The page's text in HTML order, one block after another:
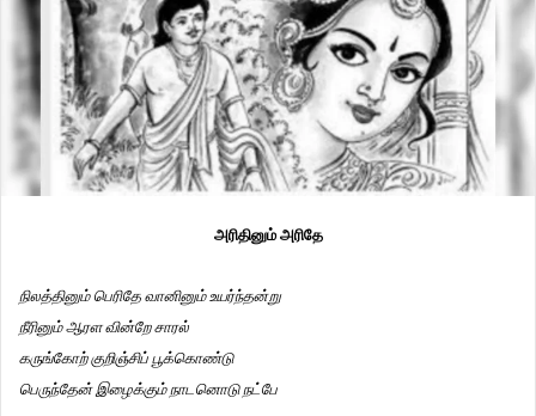
அரிதினும் அரிதே
நிலத்தினும் பெரிதே வானினும் உயர்ந்தன்று
நீரினும் ஆரள வின்றே சாரல்
கருங்கோற் குறிஞ்சிப் பூக்கொண்டு
பெருந்தேன் இழைக்கும் நாடனொடு நட்பே